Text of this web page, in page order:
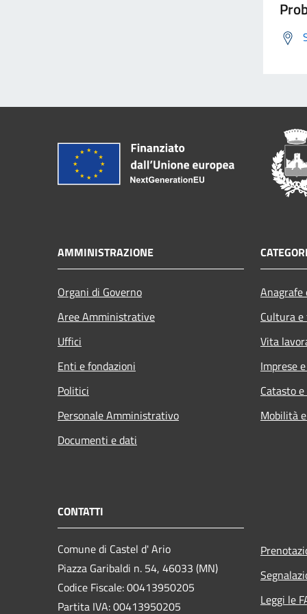
AMMINISTRAZIONE
Organi di Governo
Aree Amministrative
Uffici
Enti e fondazioni
Politici
Personale Amministrativo
Documenti e dati
Cultura
Vita
Imprese
Catasto
Mobilità
CONTATTI
Comune di Castel d' Ario
Piazza Garibaldi n. 54, 46033 (MN)
Codice Fiscale: 00413950205
Partita IVA: 00413950205
Leggi le